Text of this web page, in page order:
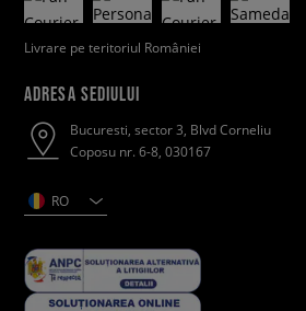
Livrare pe teritoriul României
ADRESA SEDIULUI
Bucuresti, sector 3, Blvd Corneliu
Coposu nr. 6-8, 030167
RO